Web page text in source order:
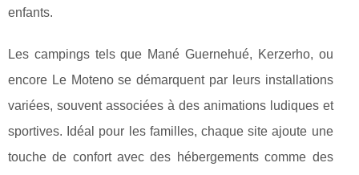
enfants.
Les campings tels que Mané Guernehué, Kerzerho, ou
encore Le Moteno se démarquent par leurs installations
variées, souvent associées à des animations ludiques et
sportives. Idéal pour les familles, chaque site ajoute une
touche de confort avec des hébergements comme des